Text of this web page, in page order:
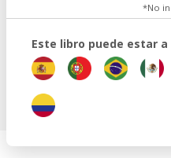
*No
Este libro puede estar